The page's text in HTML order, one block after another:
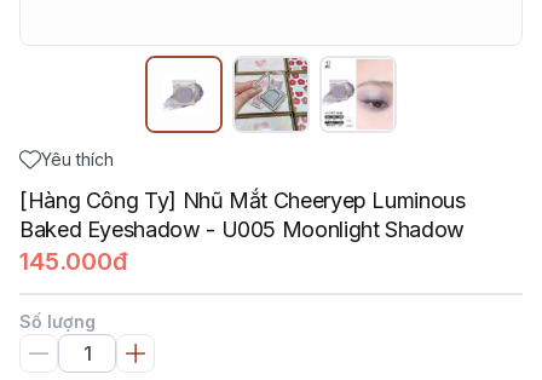
Yêu thích
[Hàng Công Ty] Nhũ Mắt Cheeryep Luminous
Baked Eyeshadow - U005 Moonlight Shadow
145.000đ
Số lượng